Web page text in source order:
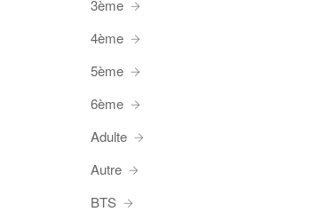
3ème
4ème
5ème
6ème
Adulte
Autre
BTS